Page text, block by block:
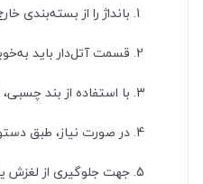
بانداژ را از بسته‌بندی
قسمت آتل‌دار باید
با استفاده از بند
در صورت نیاز، طبق
جهت جلوگیری از لغزش